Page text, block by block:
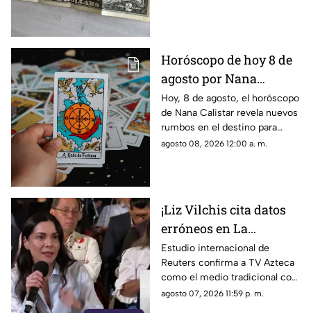
Horóscopo de hoy 8 de
agosto por Nana
Calistar: ¿Qué te depara
el destino este sábado?
Hoy, 8 de agosto, el horóscopo
de Nana Calistar revela nuevos
rumbos en el destino para
estos signos
agosto 08, 2026 12:00 a. m.
¡Liz Vilchis cita datos
erróneos en La
Mañanera: Estudio de
Reuters confirma
liderazgo de TV Azteca
en alcance y
Estudio internacional de
Reuters confirma a TV Azteca
como el medio tradicional con
mayor alcance y credibilidad
agosto 07, 2026 11:59 p. m.